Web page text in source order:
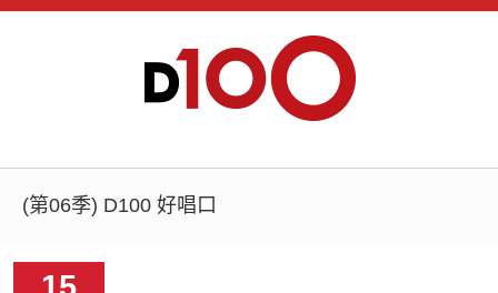
(第06季) D100 好唱口